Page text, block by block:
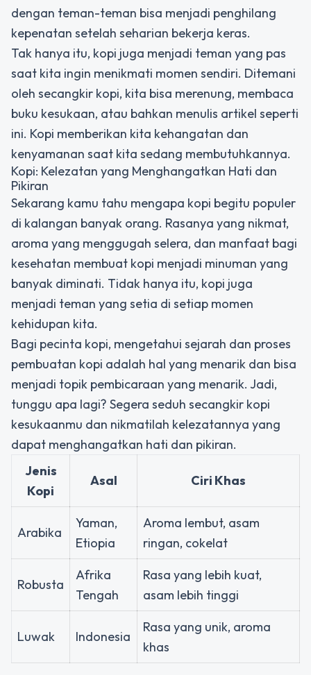
dengan teman-teman bisa menjadi penghilang
kepenatan setelah seharian bekerja keras.
Tak hanya itu, kopi juga menjadi teman yang pas
saat kita ingin menikmati momen sendiri. Ditemani
oleh secangkir kopi, kita bisa merenung, membaca
buku kesukaan, atau bahkan menulis artikel seperti
ini. Kopi memberikan kita kehangatan dan
kenyamanan saat kita sedang membutuhkannya.
Kopi: Kelezatan yang Menghangatkan Hati dan
Pikiran
Sekarang kamu tahu mengapa kopi begitu populer
di kalangan banyak orang. Rasanya yang nikmat,
aroma yang menggugah selera, dan manfaat bagi
kesehatan membuat kopi menjadi minuman yang
banyak diminati. Tidak hanya itu, kopi juga
menjadi teman yang setia di setiap momen
kehidupan kita.
Bagi pecinta kopi, mengetahui sejarah dan proses
pembuatan kopi adalah hal yang menarik dan bisa
menjadi topik pembicaraan yang menarik. Jadi,
tunggu apa lagi? Segera seduh secangkir kopi
kesukaanmu dan nikmatilah kelezatannya yang
dapat menghangatkan hati dan pikiran.
Jenis
Kopi
Asal Ciri Khas
Arabika
Yaman,
Etiopia
Aroma lembut, asam
ringan, cokelat
Robusta
Afrika
Tengah
Rasa yang lebih kuat,
asam lebih tinggi
Luwak Indonesia
Rasa yang unik, aroma
khas